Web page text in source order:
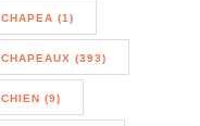
CHAPEA (1)
CHAPEAUX (393)
CHIEN (9)